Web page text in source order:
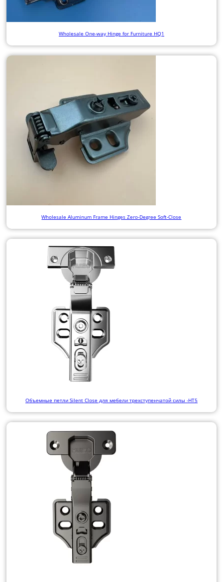
Wholesale One-way Hinge for Furniture HQ1
Wholesale Aluminum Frame Hinges Zero-Degree Soft-Close
Объемные петли Silent Close для мебели трехступенчатой силы -HT5